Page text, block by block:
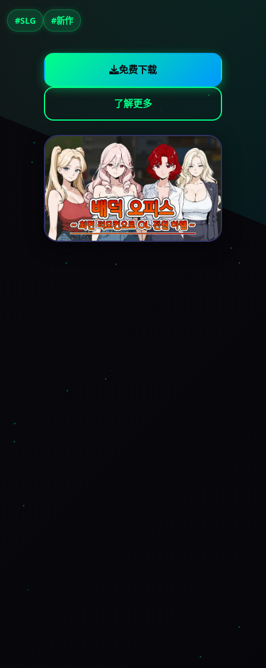
#SLG #新作
免费下载
了解更多